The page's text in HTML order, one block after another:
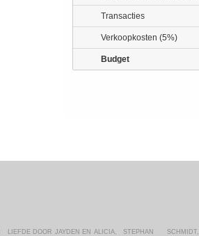
Transacties
Verkoopkosten (5%)
Budget